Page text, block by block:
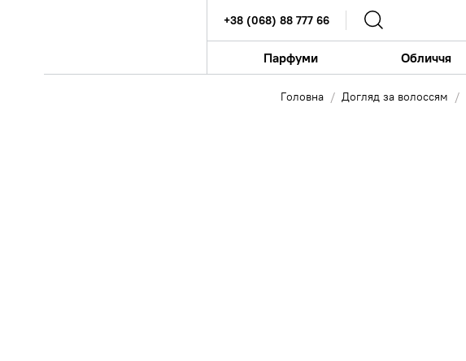
+38 (068) 88 777 66
Парфуми Обличчя
Головна Догляд за волоссям